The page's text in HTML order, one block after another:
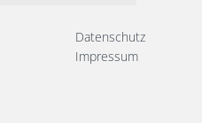
Datenschutz
Impressum